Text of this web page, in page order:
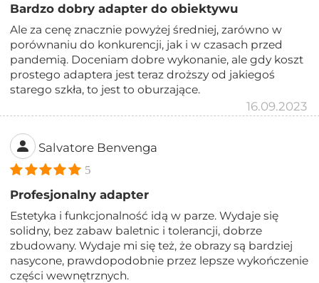
Bardzo dobry adapter do obiektywu
Ale za cenę znacznie powyżej średniej, zarówno w
porównaniu do konkurencji, jak i w czasach przed
pandemią. Doceniam dobre wykonanie, ale gdy koszt
prostego adaptera jest teraz droższy od jakiegoś
starego szkła, to jest to oburzające.
16.09.2023
Salvatore Benvenga
5
Profesjonalny adapter
Estetyka i funkcjonalność idą w parze. Wydaje się
solidny, bez zabaw baletnic i tolerancji, dobrze
zbudowany. Wydaje mi się też, że obrazy są bardziej
nasycone, prawdopodobnie przez lepsze wykończenie
części wewnętrznych.